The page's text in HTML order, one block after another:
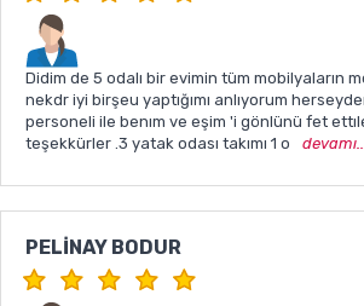
Didim de 5 odalı bir evimin tüm mobilyaların
nekdr iyi birşeu yaptığımı anlıyorum
personeli ile benım ve eşim 'i gönlünü fet
teşekkürler .3 yatak odası takımı 1 o
PELINAY BODUR